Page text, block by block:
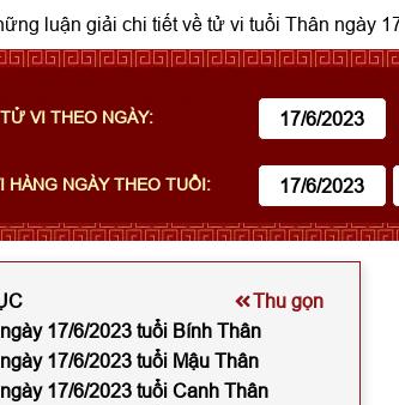
luận giải chi tiết về tử vi tuổi Thân ngày
VI THEO NGÀY:
HÀNG NGÀY THEO TUỔI:
Thu gọn
17/6/2023 tuổi Bính Thân
17/6/2023 tuổi Mậu Thân
17/6/2023 tuổi Canh Thân